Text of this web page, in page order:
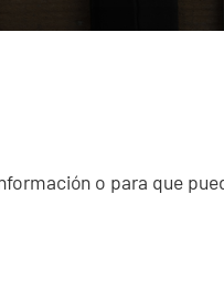
o para que